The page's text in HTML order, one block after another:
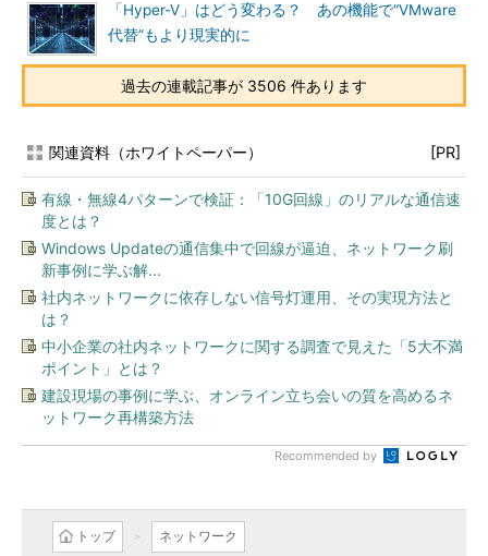
「Hyper-V」はどう変わる？ あの機能で“VMware
代替”もより現実的に
過去の連載記事が 3506 件あります
関連資料（ホワイトペーパー） [PR]
有線・無線4パターンで検証：「10G回線」のリアルな通信速
度とは？
Windows Updateの通信集中で回線が逼迫、ネットワーク刷
新事例に学ぶ解...
社内ネットワークに依存しない信号灯運用、その実現方法と
は？
中小企業の社内ネットワークに関する調査で見えた「5大不満
ポイント」とは？
建設現場の事例に学ぶ、オンライン立ち会いの質を高めるネ
ットワーク再構築方法
Recommended by
トップ ネットワーク